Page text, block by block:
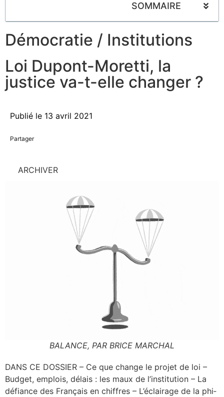
SOMMAIRE
Démocratie / Institutions
Loi Dupont-Moretti, la
justice va-t-elle changer ?
Publié le 13 avril 2021
Partager
ARCHIVER
BALANCE, PAR BRICE MARCHAL
DANS CE DOSSIER – Ce que change le pro­jet de loi –
Bud­get, emplois, délais : les maux de l’ins­ti­tu­tion – La
défiance des Fran­çais en chiffres – L’é­clai­rage de la phi­